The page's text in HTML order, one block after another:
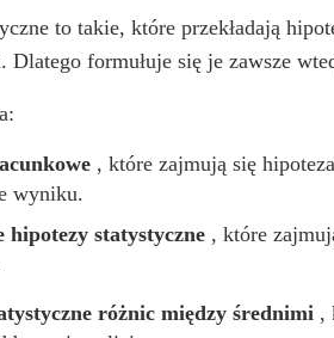
to takie, które przekładają
formułuje się je zawsze
, które zajmują się
wyniku.
hipotezy statystyczne, które
różnic między średnimi,